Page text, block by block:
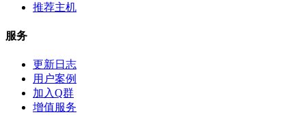
推荐主机
服务
更新日志
用户案例
加入Q群
增值服务